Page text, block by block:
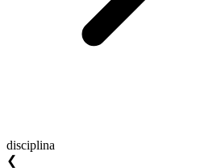
disciplina
❮